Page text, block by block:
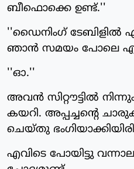
ബീഫൊക്കെ ഉണ്ട്.''
''ഡൈനിംഗ് ടേബിളില്‍
ഞാന്‍ സമയം പോലെ
''ഓ.''
അവന്‍ സിറ്റൗട്ടില്‍
കയറി. അപ്പച്ചന്റെ
ചെയ്തു
എവിടെ പോയിട്ടു